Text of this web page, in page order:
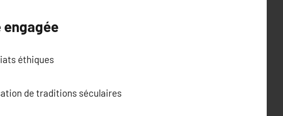
éthiques
de traditions séculaires